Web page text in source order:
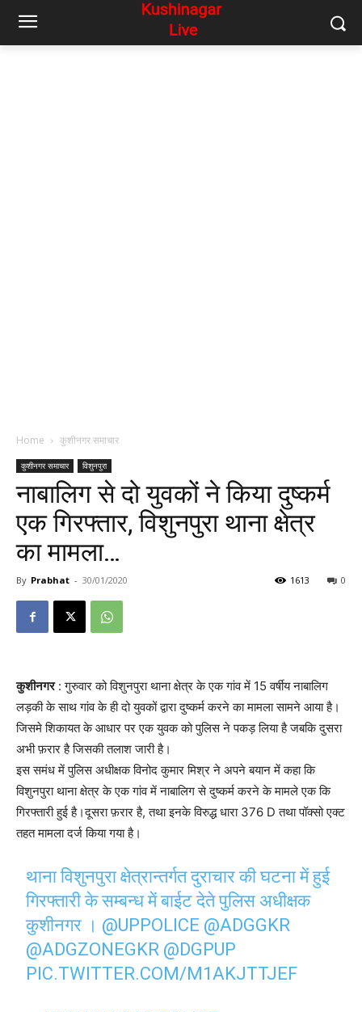
Home कुशीनगर समाचार
कुशीनगर समाचार विशुनपुरा
नाबालिग से दो युवकों ने किया दुष्कर्म
एक गिरफ्तार, विशुनपुरा थाना क्षेत्र
का मामला…
By Prabhat - 30/01/2020 0
1613
कुशीनगर: गुरुवार को विशुनपुरा थाना क्षेत्र के एक गांव में 15 वर्षीय नाबालिग
लड़की के साथ गांव के ही दो युवकों द्वारा दुष्कर्म करने का मामला सामने आया है।
जिसमे शिकायत के आधार पर एक युवक को पुलिस ने पकड़ लिया है जबकि दुसरा
अभी फ़रार है जिसकी तलाश जारी है।
इस समंध में पुलिस अधीक्षक विनोद कुमार मिश्र ने अपने बयान में कहा कि
विशुनपुरा थाना क्षेत्र के एक गांव में नाबालिग से दुष्कर्म करने के मामले एक कि
गिरफ्तारी हुई है।दूसरा फ़रार है, तथा इनके विरुद्ध धारा 376 D तथा पॉक्सो एक्ट
तहत मामला दर्ज किया गया है।
थाना विशुनपुरा क्षेत्रान्तर्गत दुराचार की घटना में हुई
गिरफ्तारी के सम्बन्ध में बाईट देते पुलिस अधीक्षक
कुशीनगर । @UPPOLICE @ADGGKR
@ADGZONEGKR @DGPUP
PIC.TWITTER.COM/M1AKJTTJEF